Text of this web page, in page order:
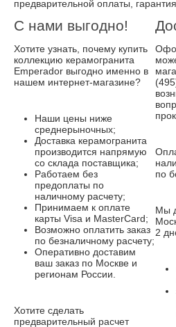
предварительной оплаты, гарантия
С нами выгодно!
Хотите узнать, почему купить
коллекцию керамогранита
Emperador выгодно именно в
нашем интернет-магазине?
Наши цены ниже
среднерыночных;
Доставка керамогранита
производится напрямую
со склада поставщика;
Работаем без
предоплаты по
наличному расчету;
Принимаем к оплате
карты Visa и MasterCard;
Возможно оплатить заказ
по безналичному расчету;
Оперативно доставим
ваш заказ по Москве и
регионам России.
Хотите сделать
предварительный расчет
по
Мы
2